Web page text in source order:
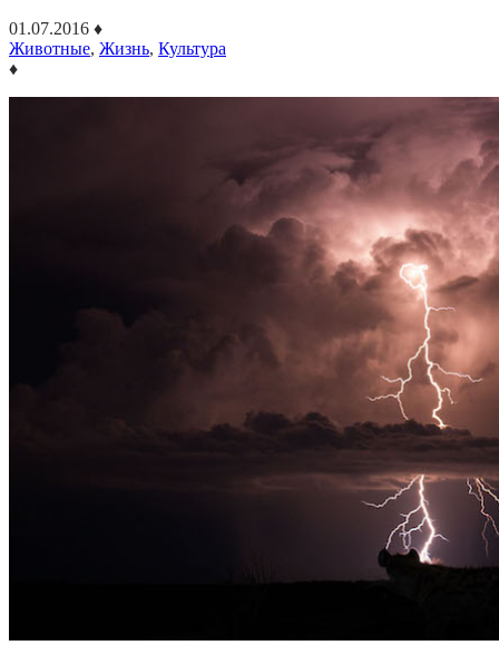
01.07.2016 ♦
Животные, Жизнь, Культура
♦